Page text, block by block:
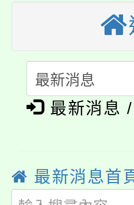
半價優惠
者。
份教師增能
大溪自造
淨零綠生
會
115年食農
程
「本色祭」
場熱烈登場!
8/21下午1
局官網。
8月14至27
開!
115年桃園
最新消息
最新消息首